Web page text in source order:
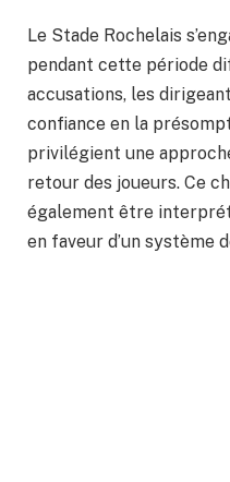
Le Stade Rochelais
pendant cette période
accusations, les
confiance en la
privilégient une
retour des joueurs. Ce
également être
en faveur d’un système